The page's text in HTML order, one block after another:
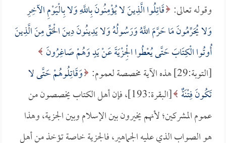
وقوله تعالى: قَاتِلُوا الَّذِينَ لا يُؤْمِنُونَ بِاللَّهِ وَلا بِالْيَوْمِ الآخِرِ
وَلا يُحَرِّمُونَ مَا حَرَّمَ اللَّهُ وَرَسُولُهُ وَلا يَدِينُونَ دِينَ الْحَقِّ مِنَ الَّذِينَ
أُوتُوا الْكِتَابَ حَتَّى يُعْطُوا الْجِزْيَةَ عَنْ يَدٍ وَهُمْ صَاغِرُونَ
[التوبة:29] هذه الآية مخصصة لعموم:
وَقَاتِلُوهُمْ حَتَّى لا
تَكُونَ فِتْنَةٌ
[البقرة:193]، فإن أهل الكتاب يخصصون من
عموم المشركين؛ لأنهم يخيرون بين الإسلام وبين الجزية، وهذا
هو الصواب الذي عليه الجماهير، فالجزية خاصة تؤخذ من أهل